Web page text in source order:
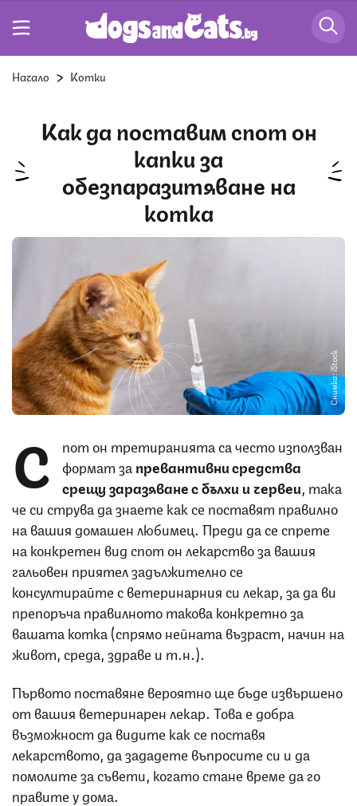
Начало Котки
Как да поставим спот он
капки за
обезпаразитяване на
котка
Снимка: iStock
С
пот он третиранията са често използван
формат за превантивни средства
срещу заразяване с бълхи и червеи , така
че си струва да знаете как се поставят правилно
на вашия домашен любимец. Преди да се спрете
на конкретен вид спот он лекарство за вашия
гальовен приятел задължително се
консултирайте с ветеринарния си лекар, за да ви
препоръча правилното такова конкретно за
вашата котка (спрямо нейната възраст, начин на
живот, среда, здраве и т.н.).
Първото поставяне вероятно ще бъде извършено
от вашия ветеринарен лекар. Това е добра
възможност да видите как се поставя
лекарството, да зададете въпросите си и да
помолите за съвети, когато стане време да го
правите у дома.